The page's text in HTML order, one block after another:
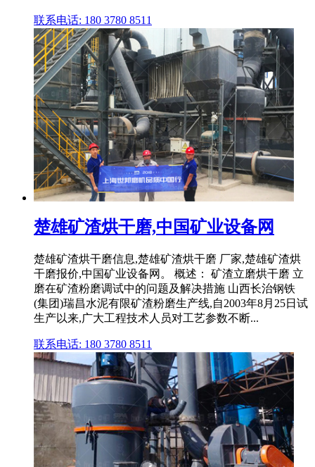
联系电话: 180 3780 8511
楚雄矿渣烘干磨,中国矿业设备网
楚雄矿渣烘干磨信息,楚雄矿渣烘干磨 厂家,楚雄矿渣烘
干磨报价,中国矿业设备网。 概述： 矿渣立磨烘干磨 立
磨在矿渣粉磨调试中的问题及解决措施 山西长治钢铁
(集团)瑞昌水泥有限矿渣粉磨生产线,自2003年8月25日试
生产以来,广大工程技术人员对工艺参数不断...
联系电话: 180 3780 8511